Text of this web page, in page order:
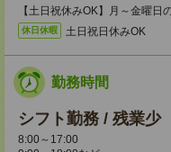
【土日祝休みOK】月～金曜日
休日休暇 土日祝日休みOK
勤務時間
シフト勤務 / 残業少
8:00～17:00